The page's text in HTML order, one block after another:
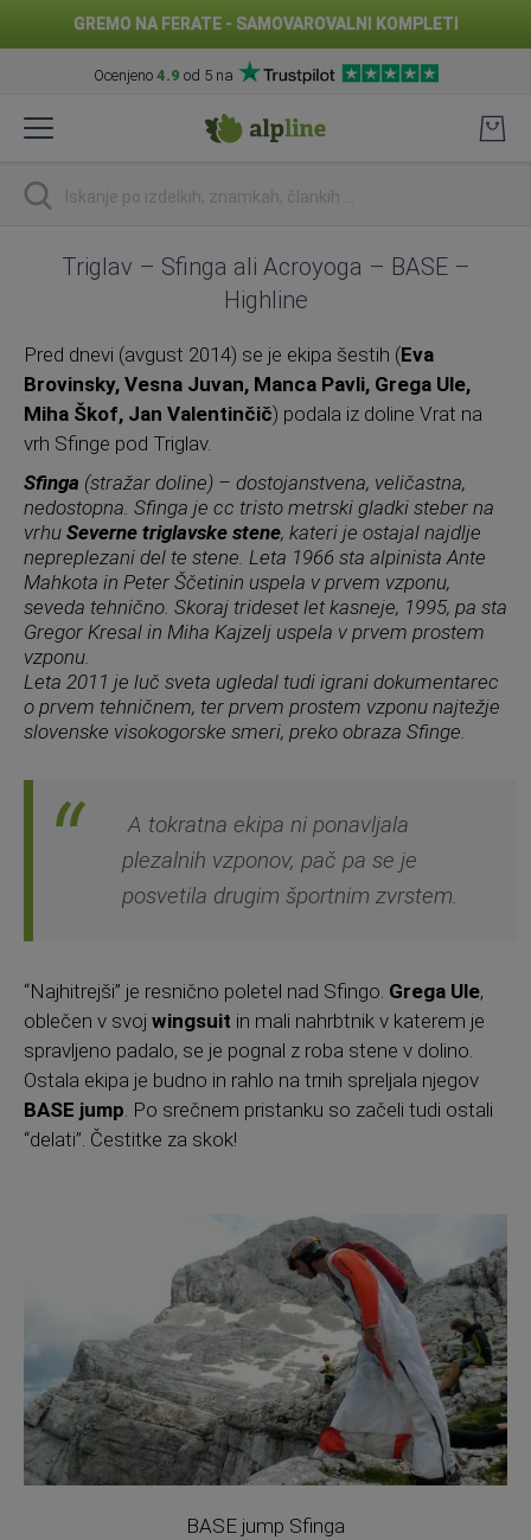
GREMO NA FERATE - SAMOVAROVALNI KOMPLETI
Ocenjeno 4.9 od 5 na
na
Iskanje
Triglav – Sfinga ali Acroyoga – BASE –
Highline
Pred dnevi (avgust 2014) se je ekipa šestih (Eva
Brovinsky, Vesna Juvan, Manca Pavli, Grega Ule,
Miha Škof, Jan Valentinčič) podala iz doline Vrat na
vrh Sfinge pod Triglav.
Sfinga (stražar doline) – dostojanstvena, veličastna,
nedostopna. Sfinga je cc tristo metrski gladki steber na
vrhu Severne triglavske stene, kateri je ostajal najdlje
nepreplezani del te stene. Leta 1966 sta alpinista Ante
Mahkota in Peter Ščetinin uspela v prvem vzponu,
seveda tehnično. Skoraj trideset let kasneje, 1995, pa sta
Gregor Kresal in Miha Kajzelj uspela v prvem prostem
vzponu.
Leta 2011 je luč sveta ugledal tudi igrani dokumentarec
o prvem tehničnem, ter prvem prostem vzponu najtežje
slovenske visokogorske smeri, preko obraza Sfinge.
A tokratna ekipa ni ponavljala
plezalnih vzponov, pač pa se je
posvetila drugim športnim zvrstem.
“Najhitrejši” je resnično poletel nad Sfingo. Grega Ule,
oblečen v svoj wingsuit in mali nahrbtnik v katerem je
spravljeno padalo, se je pognal z roba stene v dolino.
Ostala ekipa je budno in rahlo na trnih spreljala njegov
BASE jump . Po srečnem pristanku so začeli tudi ostali
“delati”. Čestitke za skok!
BASE jump Sfinga